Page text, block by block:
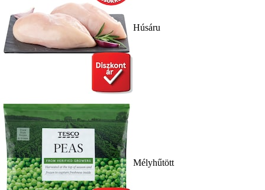
Húsáru
Mélyhűtött